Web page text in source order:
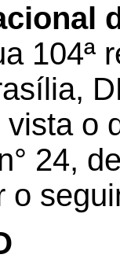
104ª
o
24,
o